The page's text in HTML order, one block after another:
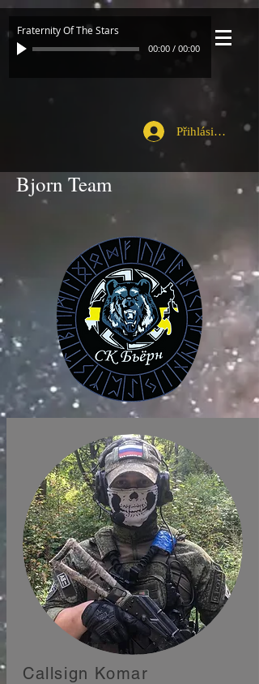
Fraternity Of The Stars
00:00 / 00:00
Přihlásit se
Bjorn Team
Callsign Komar